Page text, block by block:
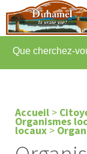
Accueil >
Organismes
locaux >